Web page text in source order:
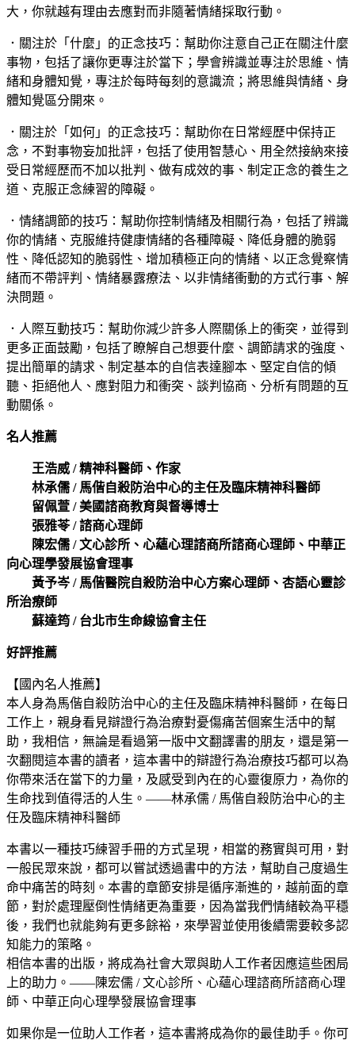
大，你就越有理由去應對而非隨著情緒採取行動。
．關注於「什麼」的正念技巧：幫助你注意自己正在關注什麼
事物，包括了讓你更專注於當下；學會辨識並專注於思維、情
緒和身體知覺，專注於每時每刻的意識流；將思維與情緒、身
體知覺區分開來。
．關注於「如何」的正念技巧：幫助你在日常經歷中保持正
念，不對事物妄加批評，包括了使用智慧心、用全然接納來接
受日常經歷而不加以批判、做有成效的事、制定正念的養生之
道、克服正念練習的障礙。
．情緒調節的技巧：幫助你控制情緒及相關行為，包括了辨識
你的情緒、克服維持健康情緒的各種障礙、降低身體的脆弱
性、降低認知的脆弱性、增加積極正向的情緒、以正念覺察情
緒而不帶評判、情緒暴露療法、以非情緒衝動的方式行事、解
決問題。
．人際互動技巧：幫助你減少許多人際關係上的衝突，並得到
更多正面鼓勵，包括了瞭解自己想要什麼、調節請求的強度、
提出簡單的請求、制定基本的自信表達腳本、堅定自信的傾
聽、拒絕他人、應對阻力和衝突、談判協商、分析有問題的互
動關係。
名人推薦
王浩威 / 精神科醫師、作家
林承儒 / 馬偕自殺防治中心的主任及臨床精神科醫師
留佩萱 / 美國諮商教育與督導博士
張雅苓 / 諮商心理師
陳宏儒 / 文心診所、心蘊心理諮商所諮商心理師、中華正
向心理學發展協會理事
黃予岑 / 馬偕醫院自殺防治中心方案心理師、杏語心靈診
所治療師
蘇達筠 / 台北市生命線協會主任
好評推薦
【國內名人推薦】
本人身為馬偕自殺防治中心的主任及臨床精神科醫師，在每日
工作上，親身看見辯證行為治療對憂傷痛苦個案生活中的幫
助，我相信，無論是看過第一版中文翻譯書的朋友，還是第一
次翻閱這本書的讀者，這本書中的辯證行為治療技巧都可以為
你帶來活在當下的力量，及感受到內在的心靈復原力，為你的
生命找到值得活的人生。——林承儒 / 馬偕自殺防治中心的主
任及臨床精神科醫師
本書以一種技巧練習手冊的方式呈現，相當的務實與可用，對
一般民眾來說，都可以嘗試透過書中的方法，幫助自己度過生
命中痛苦的時刻。本書的章節安排是循序漸進的，越前面的章
節，對於處理壓倒性情緒更為重要，因為當我們情緒較為平穩
後，我們也就能夠有更多餘裕，來學習並使用後續需要較多認
知能力的策略。
相信本書的出版，將成為社會大眾與助人工作者因應這些困局
上的助力。——陳宏儒 / 文心診所、心蘊心理諮商所諮商心理
師、中華正向心理學發展協會理事
如果你是一位助人工作者，這本書將成為你的最佳助手。你可